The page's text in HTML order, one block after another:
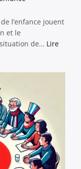
l’enfance jouent
et le
de… Lire